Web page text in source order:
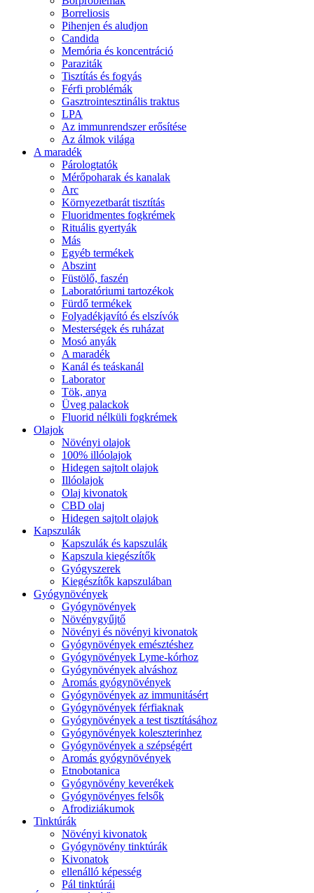
Borreliosis
Pihenjen és aludjon
Candida
Memória és koncentráció
Paraziták
Tisztítás és fogyás
Férfi problémák
Gasztrointesztinális traktus
LPA
Az immunrendszer erősítése
Az álmok világa
A maradék
Párologtatók
Mérőpoharak és kanalak
Arc
Környezetbarát tisztítás
Fluoridmentes fogkrémek
Rituális gyertyák
Más
Egyéb termékek
Abszint
Füstölő, faszén
Laboratóriumi tartozékok
Fürdő termékek
Folyadékjavító és elszívók
Mesterségek és ruházat
Mosó anyák
A maradék
Kanál és teáskanál
Laborator
Tök, anya
Üveg palackok
Fluorid nélküli fogkrémek
Olajok
Növényi olajok
100% illóolajok
Hidegen sajtolt olajok
Illóolajok
Olaj kivonatok
CBD olaj
Hidegen sajtolt olajok
Kapszulák
Kapszulák és kapszulák
Kapszula kiegészítők
Gyógyszerek
Kiegészítők kapszulában
Gyógynövények
Gyógynövények
Növénygyűjtő
Növényi és növényi kivonatok
Gyógynövények emésztéshez
Gyógynövények Lyme-kórhoz
Gyógynövények alváshoz
Aromás gyógynövények
Gyógynövények az immunitásért
Gyógynövények férfiaknak
Gyógynövények a test tisztításához
Gyógynövények koleszterinhez
Gyógynövények a szépségért
Aromás gyógynövények
Etnobotanica
Gyógynövény keverékek
Gyógynövényes felsők
Afrodiziákumok
Tinktúrák
Növényi kivonatok
Gyógynövény tinktúrák
Kivonatok
ellenálló képesség
Pál tinktúrái